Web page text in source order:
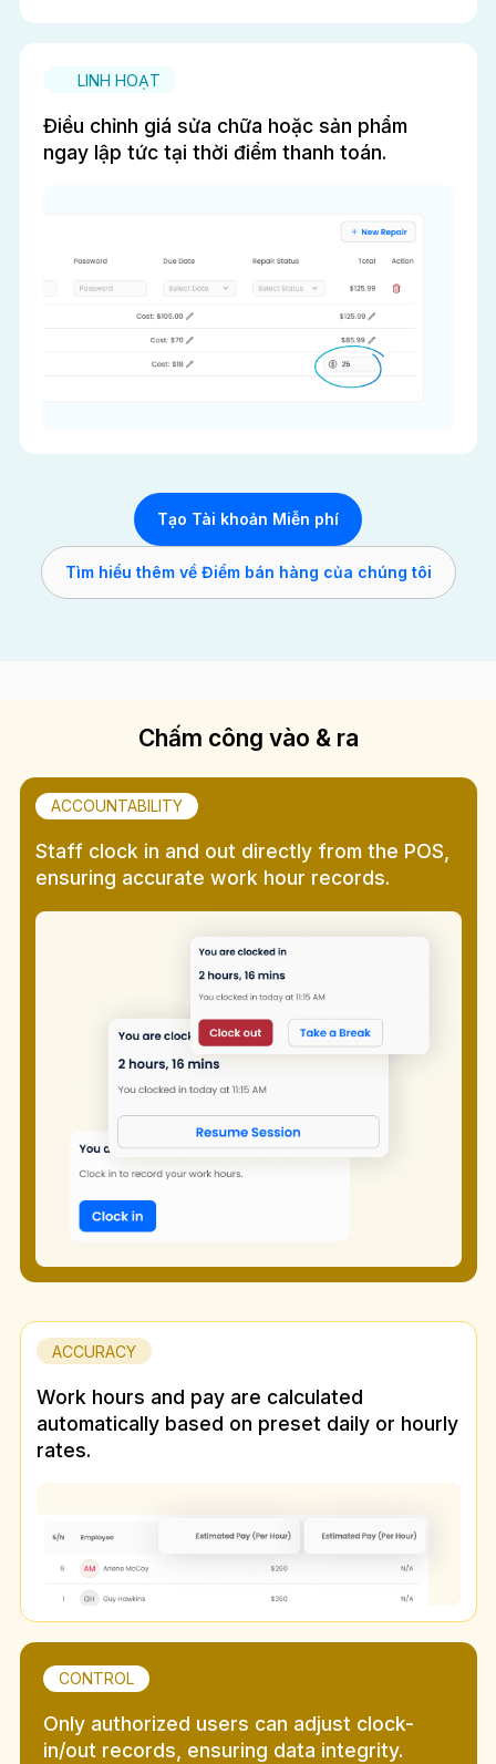
LINH HOẠT
Điều chỉnh giá sửa chữa hoặc sản phẩm
ngay lập tức tại thời điểm thanh toán.
Tạo Tài khoản Miễn phí
Tìm hiểu thêm về Điểm bán hàng của chúng tôi
Chấm công vào & ra
ACCOUNTABILITY
Staff clock in and out directly from the POS,
ensuring accurate work hour records.
ACCURACY
Work hours and pay are calculated
automatically based on preset daily or hourly
rates.
CONTROL
Only authorized users can adjust clock-
in/out records, ensuring data integrity.